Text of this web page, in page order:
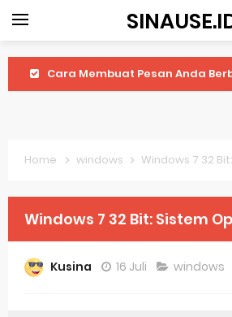
Cara Membuat Pesan Anda
Harga Laptop Acer
Keytweak
Home windows Windows 7 32 Bit: Sistem
Windows 7 32 Bit: Sistem Operasi Klasik Yang
Kusina 16 Juli windows